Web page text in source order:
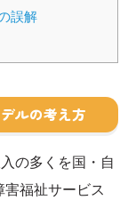
誤解
ルの考え方
の多くを国・自
福祉サービス